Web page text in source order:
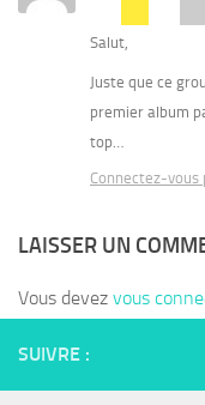
Salut,
Juste que ce
premier album
top…
Connectez-vous
LAISSER UN
Vous devez vous
SUIVRE :